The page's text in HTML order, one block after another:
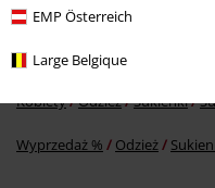
EMP Österreich
Large Belgique
Wyprzedaż % Filmy i Seriale
Nowości Odzież
Kobiety Odzież Sukienki
Wyprzedaż % Odzież